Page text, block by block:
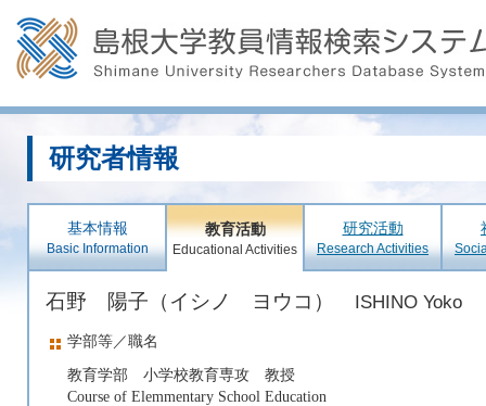
研究者情報
基本情報
Basic Information
教育活動
Educational Activities
研究活動
Research Activities
石野 陽子（イシノ ヨウコ） ISHINO Yoko
学部等／職名
教育学部 小学校教育専攻 教授
Course of Elemmentary School Education